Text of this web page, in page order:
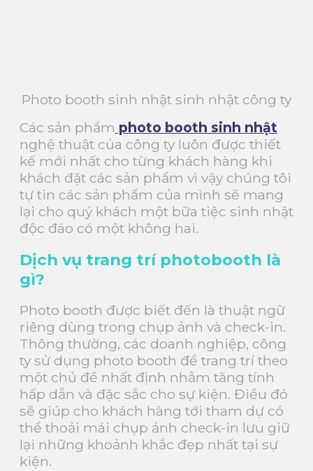
Photo booth sinh nhật sinh nhật công ty
Các sản phẩm photo booth sinh nhật
nghệ thuật của công ty luôn được thiết
kế mới nhất cho từng khách hàng khi
khách đặt các sản phẩm vì vậy chúng tôi
tự tin các sản phẩm của mình sẽ mang
lại cho quý khách một bữa tiệc sinh nhật
độc đáo có một không hai.
Dịch vụ trang trí photobooth là
gì?
Photo booth được biết đến là thuật ngữ
riêng dùng trong chụp ảnh và check-in.
Thông thường, các doanh nghiệp, công
ty sử dụng photo booth để trang trí theo
một chủ đề nhất định nhằm tăng tính
hấp dẫn và đặc sắc cho sự kiện. Điều đó
sẽ giúp cho khách hàng tới tham dự có
thể thoải mái chụp ảnh check-in lưu giữ
lại những khoảnh khắc đẹp nhất tại sự
kiện.